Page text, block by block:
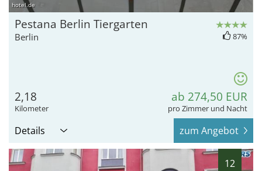
hotel.de
Pestana Berlin Tiergarten
Berlin 87%
2,18
Kilometer
ab 274,50 EUR
pro Zimmer und Nacht
Details zum Angebot
12